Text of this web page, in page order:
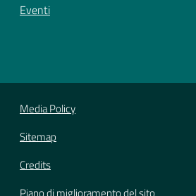
Eventi
Media Policy
Sitemap
Credits
Piano di miglioramento del sito